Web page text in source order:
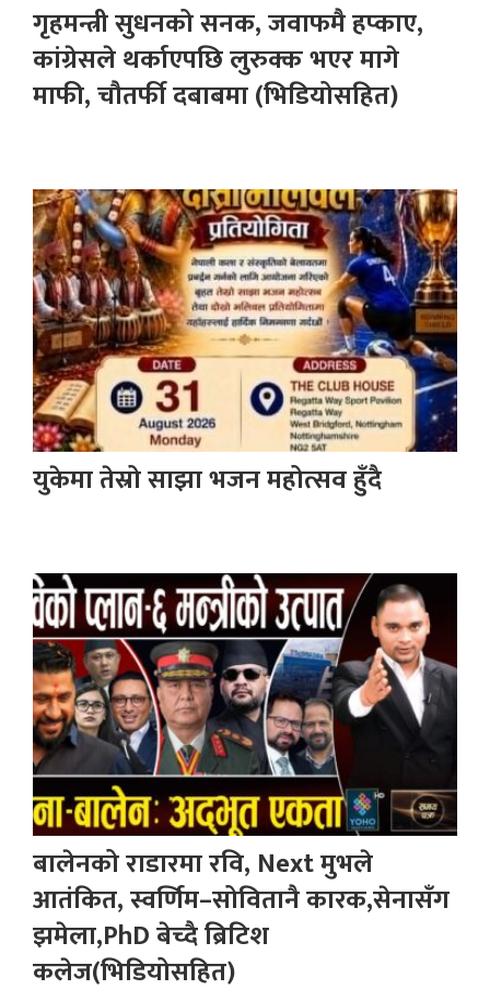
गृहमन्त्री सुधनको सनक, जवाफमै हप्काए,
कांग्रेसले थर्काएपछि लुरुक्क भएर मागे
माफी, चौतर्फी दबाबमा (भिडियोसहित)
युकेमा तेस्रो साझा भजन महोत्सव हुँदै
बालेनको राडारमा रवि, Next मुभले
आतंकित, स्वर्णिम–सोवितानै कारक,सेनासँग
झमेला,PhD बेच्दै ब्रिटिश
कलेज(भिडियोसहित)